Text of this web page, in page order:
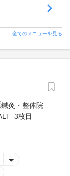
全てのメニューを見る